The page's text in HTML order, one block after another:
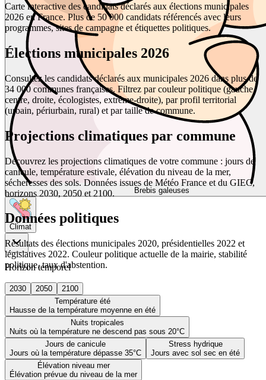
Brebis galeuses
Climat
Horizon temporel
2030 2050
2100
Température été
Hausse de la température moyenne en été
Nuits tropicales
Nuits où la température ne descend pas sous 20°C
Jours de canicule
Jours où la température dépasse 35°C
Stress hydrique
Jours avec sol sec en été
Élévation niveau mer
Élévation prévue du niveau de la mer
Carte interactive des candidats déclarés aux élections municipales
2026 en France. Plus de 50 000 candidats référencés avec leurs
programmes, sites de campagne et étiquettes politiques.
Élections municipales 2026
Consultez les candidats déclarés aux municipales 2026 dans plus de
34 000 communes françaises. Filtrez par couleur politique (gauche,
centre, droite, écologistes, extrême-droite), par profil territorial
(urbain, périurbain, rural) et par taille de commune.
Projections climatiques par commune
Découvrez les projections climatiques de votre commune : jours de
canicule, température estivale, élévation du niveau de la mer,
sécheresses des sols. Données issues de Météo France et du GIEC,
horizons 2030, 2050 et 2100.
Données politiques
Résultats des élections municipales 2020, présidentielles 2022 et
législatives 2022. Couleur politique actuelle de la mairie, stabilité
politique, taux d'abstention.